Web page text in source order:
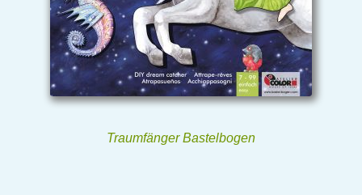
Traumfänger Bastelbogen